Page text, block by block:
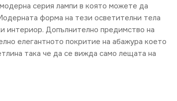
серия лампи в която можете да
форма на тези осветителни тела
интериор. Допълнително предимство на
елегантното покритие на абажура което
така че да се вижда само лещата на